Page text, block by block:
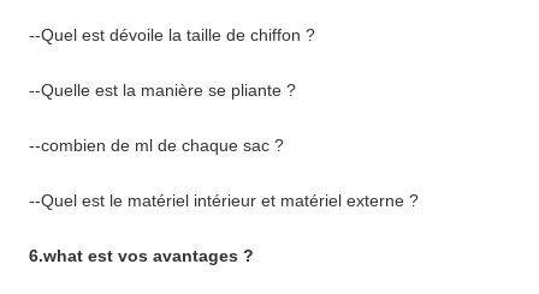
--Quel est dévoile la taille de chiffon ?
--Quelle est la manière se pliante ?
--combien de ml de chaque sac ?
--Quel est le matériel intérieur et matériel externe ?
6.what est vos avantages ?